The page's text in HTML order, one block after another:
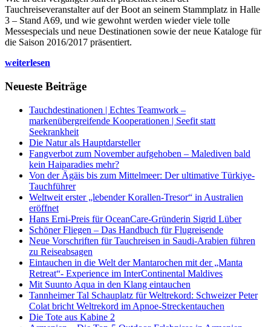
Tauchreiseveranstalter auf der Boot an seinem Stammplatz in Halle
3 – Stand A69, und wie gewohnt werden wieder viele tolle
Messespecials und neue Destinationen sowie der neue Kataloge für
die Saison 2016/2017 präsentiert.
weiterlesen
Neueste Beiträge
Tauchdestinationen | Echtes Teamwork –
markenübergreifende Kooperationen | Seefit statt
Seekrankheit
Die Natur als Hauptdarsteller
Fangverbot zum November aufgehoben – Malediven bald
kein Haiparadies mehr?
Von der Ägäis bis zum Mittelmeer: Der ultimative Türkiye-
Tauchführer
Weltweit erster „lebender Korallen-Tresor“ in Australien
eröffnet
Hans Erni-Preis für OceanCare-Gründerin Sigrid Lüber
Schöner Fliegen – Das Handbuch für Flugreisende
Neue Vorschriften für Tauchreisen in Saudi-Arabien führen
zu Reiseabsagen
Eintauchen in die Welt der Mantarochen mit der „Manta
Retreat“- Experience im InterContinental Maldives
Mit Suunto Aqua in den Klang eintauchen
Tannheimer Tal Schauplatz für Weltrekord: Schweizer Peter
Colat bricht Weltrekord im Apnoe-Streckentauchen
Die Tote aus Kabine 2